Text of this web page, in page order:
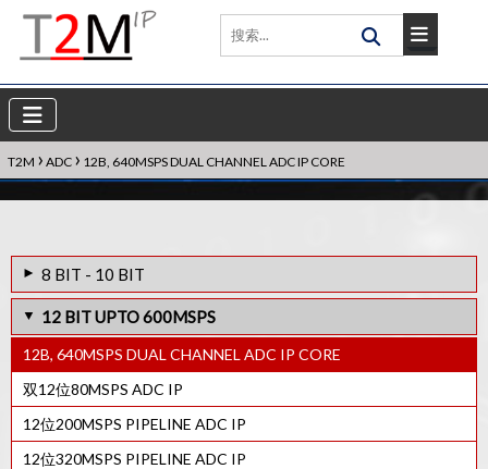
T2M › ADC › 12B, 640MSPS DUAL CHANNEL ADC IP CORE
8 BIT - 10 BIT
10位3MSPS低功耗SAR ADC IP
10b-160MHz ADC (802.11 AC AFE) IP
12-Bit 5Msps Low Power ADC IP Core
9位3MSPS低功耗SAR ADC IP
10位100KSPS SAR ADC IP
12 BIT UPTO 600MSPS
12B, 640MSPS DUAL CHANNEL ADC IP CORE
双12位80MSPS ADC IP
12位200MSPS PIPELINE ADC IP
12位320MSPS PIPELINE ADC IP